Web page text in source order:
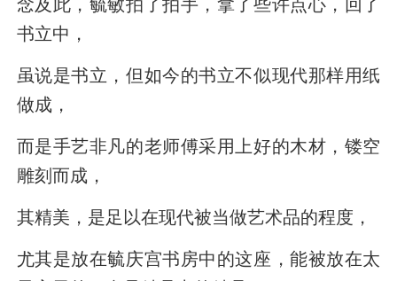
念及此，毓敏拍了拍手，拿了些许点心，回了
书立中，
虽说是书立，但如今的书立不似现代那样用纸
做成，
而是手艺非凡的老师傅采用上好的木材，镂空
雕刻而成，
其精美，是足以在现代被当做艺术品的程度，
尤其是放在毓庆宫书房中的这座，能被放在太